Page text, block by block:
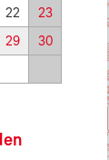
22 23
29 30